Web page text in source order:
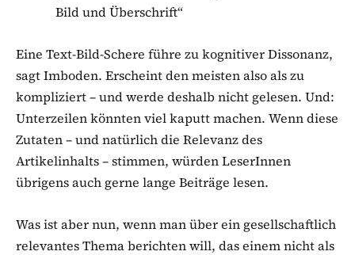
Bild und Überschrift“
Eine Text-Bild-Schere führe zu kognitiver Dissonanz,
sagt Imboden. Erscheint den meisten also als zu
kompliziert – und werde deshalb nicht gelesen. Und:
Unterzeilen könnten viel kaputt machen. Wenn diese
Zutaten – und natürlich die Relevanz des
Artikelinhalts – stimmen, würden LeserInnen
übrigens auch gerne lange Beiträge lesen.
Was ist aber nun, wenn man über ein gesellschaftlich
relevantes Thema berichten will, das einem nicht als